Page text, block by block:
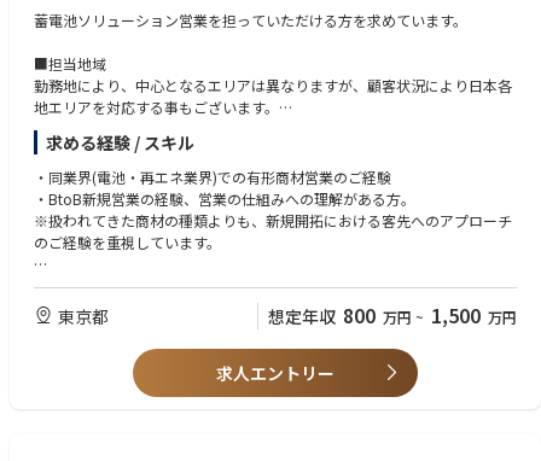
蓄電池ソリューション営業を担っていただける方を求めています。
■担当地域
勤務地により、中心となるエリアは異なりますが、顧客状況により日本各
地エリアを対応する事もございます。
■業務内容
弊社蓄電池関連製品のコンサルティング営業
顧客は、電力会社、再生可能エネルギー事業者、大手製造業、物流会社、
自治体、商業施設等
※BtoCはありません
弊社の蓄電池製品の販売戦略に基づき、コンサルティング営業を展開し、
新規顧客の開拓、既存顧客との取引強化を通じて蓄電池事業の事業拡大を
※レポートライン：エリアマネージャー及び営業部長
求める経験 / スキル
・同業界(電池・再エネ業界)での有形商材営業のご経験
・BtoB新規営業の経験、営業の仕組みへの理解がある方。
※扱われてきた商材の種類よりも、新規開拓における客先へのアプローチ
のご経験を重視しています。
【歓迎】
- 顧客ニーズを引き出すヒアリングからソリューションの提案、クロージ
ングまでを一気通貫で担った実績
- プロアクティブに営業活動を行える知識と経験
- 役員や上級管理職へのプレゼンテーション実施とリレーション構築の経
東京都 想定年収 800 万円 ~ 1,500 万円
求人エントリー